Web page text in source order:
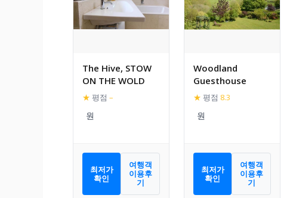
The Hive, STOW
ON THE WOLD
★ 평점 –
최저가
확인
여행객
이용후
기
Woodland
Guesthouse
★ 평점 8.3
최저가
확인
여행객
이용후
기